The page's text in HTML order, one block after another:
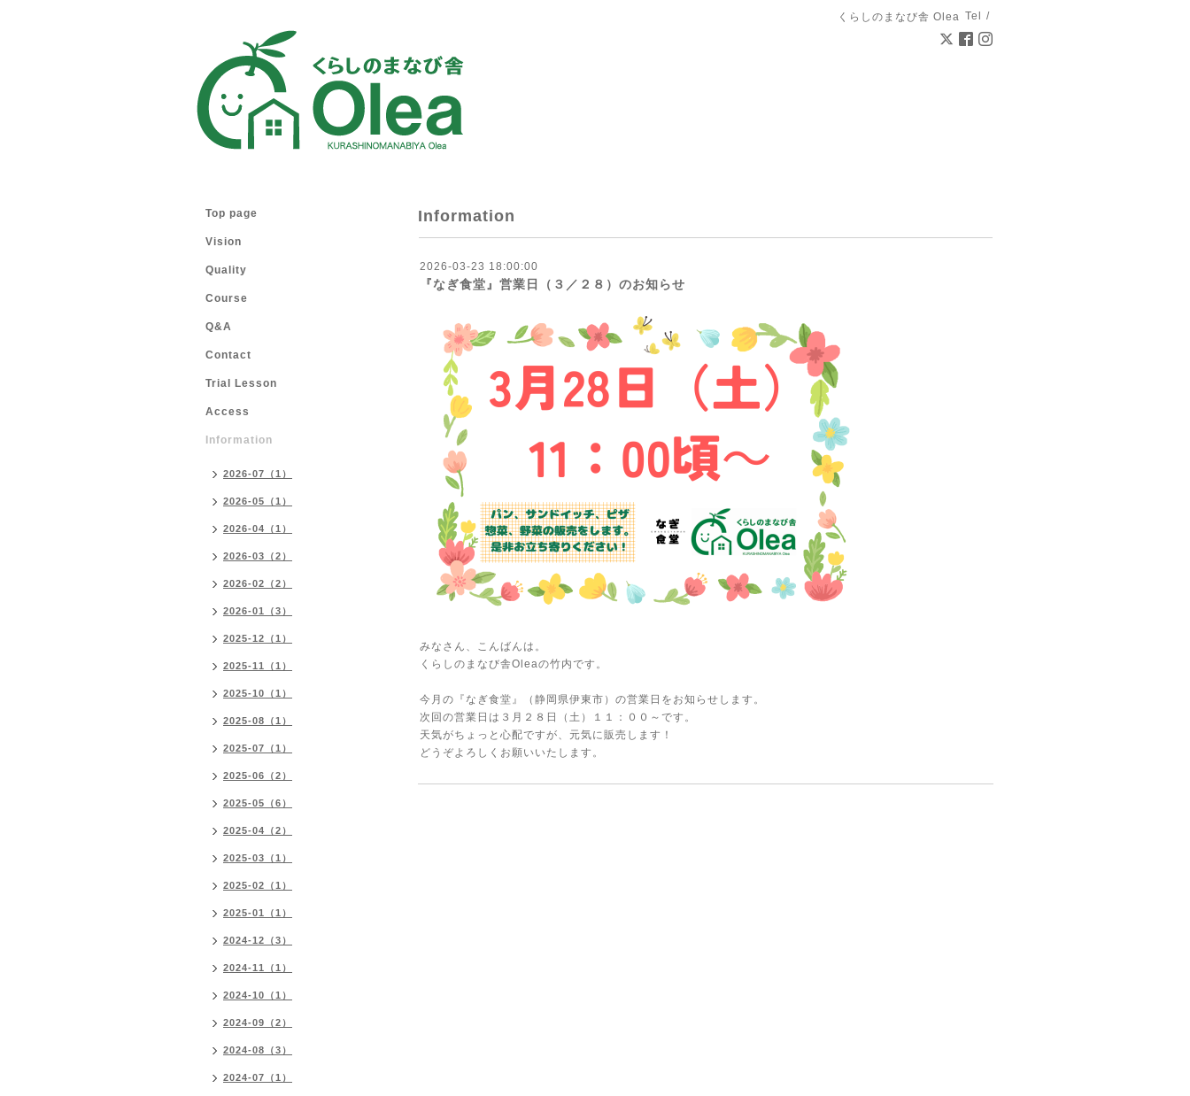
くらしのまなび舎 Olea Tel /
Information
2026-03-23 18:00:00
『なぎ食堂』営業日（３／２８）のお知らせ
みなさん、こんばんは。
くらしのまなび舎Oleaの竹内です。
今月の『なぎ食堂』（静岡県伊東市）の営業日をお知らせします。
次回の営業日は３月２８日（土）１１：００～です。
天気がちょっと心配ですが、元気に販売します！
どうぞよろしくお願いいたします。
Top page
Vision
Quality
Course
Q&A
Contact
Trial Lesson
Access
Information
2026-07（1）
2026-05（1）
2026-04（1）
2026-03（2）
2026-02（2）
2026-01（3）
2025-12（1）
2025-11（1）
2025-10（1）
2025-08（1）
2025-07（1）
2025-06（2）
2025-05（6）
2025-04（2）
2025-03（1）
2025-02（1）
2025-01（1）
2024-12（3）
2024-11（1）
2024-10（1）
2024-09（2）
2024-08（3）
2024-07（1）